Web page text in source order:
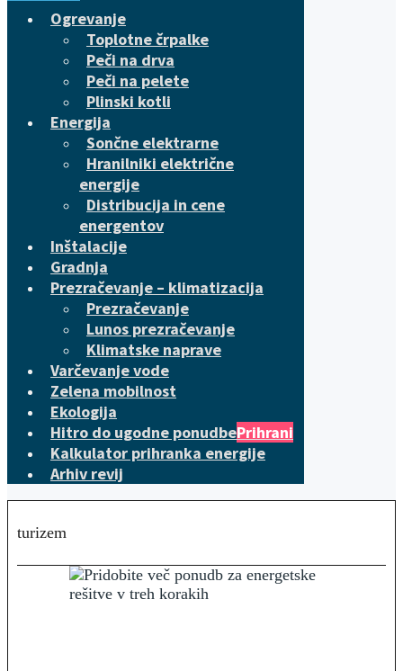
Ogrevanje
Toplotne črpalke
Peči na drva
Peči na pelete
Plinski kotli
Energija
Sončne elektrarne
Hranilniki električne
energije
Distribucija in cene
energentov
Inštalacije
Gradnja
Prezračevanje – klimatizacija
Prezračevanje
Lunos prezračevanje
Klimatske naprave
Varčevanje vode
Zelena mobilnost
Ekologija
Hitro do ugodne ponudbePrihrani
Kalkulator prihranka energije
Arhiv revij
turizem